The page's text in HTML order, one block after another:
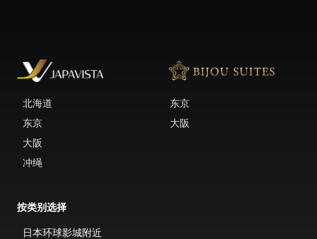
北海道
东京
大阪
冲绳
东京
大阪
按类别选择
日本环球影城附近